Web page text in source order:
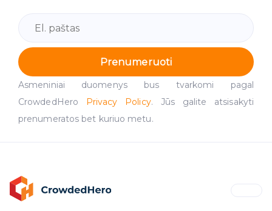
Prenumeruoti
Asmeniniai duomenys bus tvarkomi pagal
CrowdedHero Privacy Policy. Jūs galite atsisakyti
prenumeratos bet kuriuo metu.